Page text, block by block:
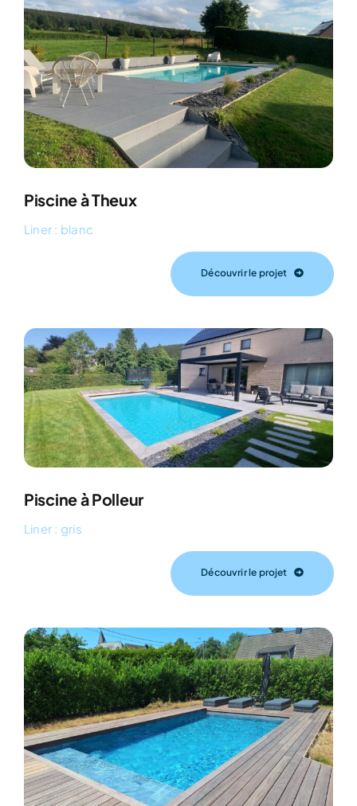
Piscine à Theux
Liner : blanc
Découvrir le projet
Piscine à Polleur
Liner : gris
Découvrir le projet